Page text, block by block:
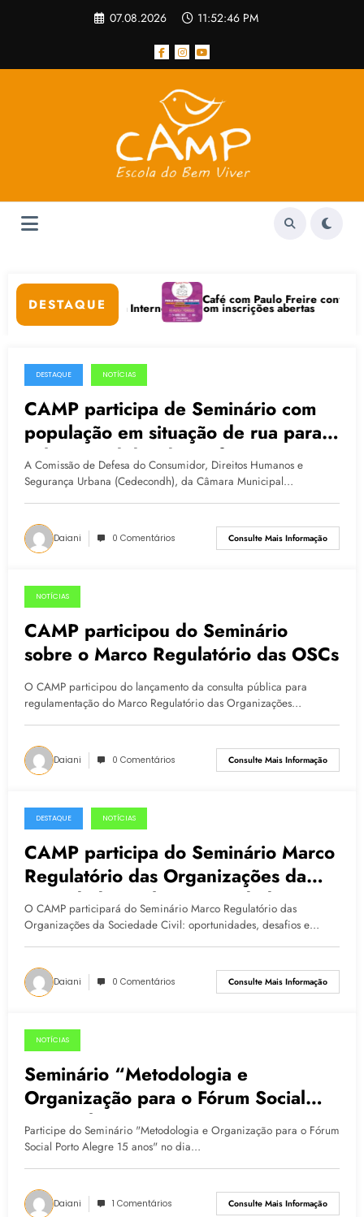
07.08.2026 11:52:46 PM
DESTAQUE
e Bem-Estar na Internet está com inscrições abertas
Café com Paulo Freire convida: ato
25.06.2015
DESTAQUE NOTÍCIAS
CAMP participa de Seminário com
população em situação de rua para
cobrar medidas da prefeitura
A Comissão de Defesa do Consumidor, Direitos Humanos e
Segurança Urbana (Cedecondh), da Câmara Municipal…
Daiani 0 Comentários Consulte Mais Informação
12.05.2015
NOTÍCIAS
CAMP participou do Seminário
sobre o Marco Regulatório das OSCs
O CAMP participou do lançamento da consulta pública para
regulamentação do Marco Regulatório das Organizações…
Daiani 0 Comentários Consulte Mais Informação
07.05.2015
DESTAQUE NOTÍCIAS
CAMP participa do Seminário Marco
Regulatório das Organizações da
Sociedade Civil: oportunidades,
desafios e regulamentação da nova
lei de fomento e colaboração
O CAMP participará do Seminário Marco Regulatório das
Organizações da Sociedade Civil: oportunidades, desafios e…
Daiani 0 Comentários Consulte Mais Informação
30.04.2015
NOTÍCIAS
Seminário “Metodologia e
Organização para o Fórum Social
Porto Alegre 15 anos”
Participe do Seminário "Metodologia e Organização para o Fórum
Social Porto Alegre 15 anos" no dia…
Daiani 1 Comentários Consulte Mais Informação